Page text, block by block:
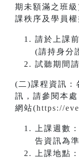
期未額滿之班
課秩序及學員權
請於上課
(請持身分
試聽期間
(二)課程資訊：
訊，請參閱本
網站(https://
上課週數
告資訊為
上課地點